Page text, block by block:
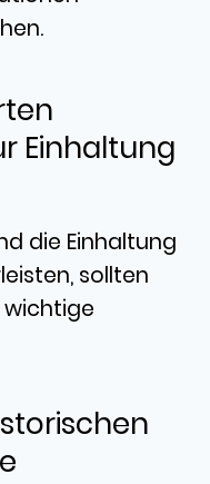
Einhaltung
die Einhaltung
sollten
wichtige